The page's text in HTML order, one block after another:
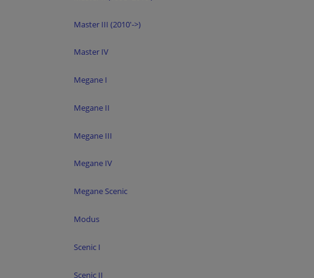
Master III (2010'->)
Master IV
Megane I
Megane II
Megane III
Megane IV
Megane Scenic
Modus
Scenic I
Scenic II